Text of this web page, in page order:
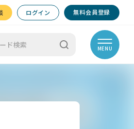
ログイン 無料会員登録
MENU